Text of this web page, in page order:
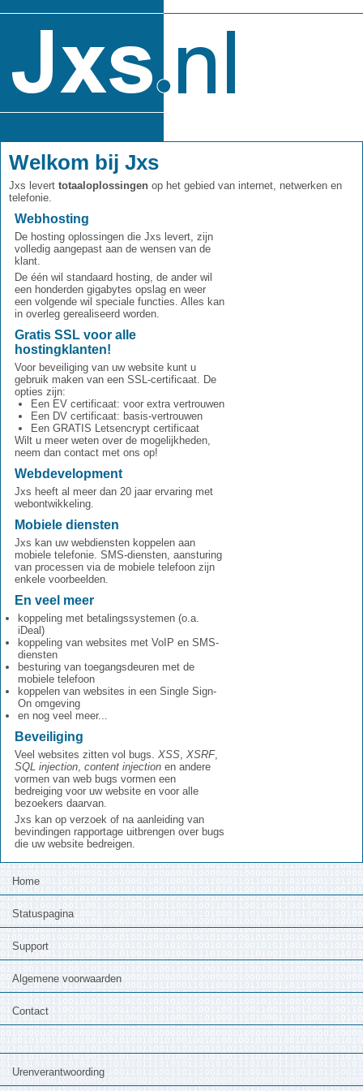
Welkom bij Jxs
Jxs levert totaaloplossingen op het gebied van internet, netwerken en
telefonie.
Webhosting
De hosting oplossingen die Jxs levert, zijn
volledig aangepast aan de wensen van de
klant.
De één wil standaard hosting, de ander wil
een honderden gigabytes opslag en weer
een volgende wil speciale functies. Alles kan
in overleg gerealiseerd worden.
Gratis SSL voor alle
hostingklanten!
Voor beveiliging van uw website kunt u
gebruik maken van een SSL-certificaat. De
opties zijn:
Een EV certificaat: voor extra vertrouwen
Een DV certificaat: basis-vertrouwen
Een GRATIS Letsencrypt certificaat
Wilt u meer weten over de mogelijkheden,
neem dan contact met ons op!
Webdevelopment
Jxs heeft al meer dan 20 jaar ervaring met
webontwikkeling.
Mobiele diensten
Jxs kan uw webdiensten koppelen aan
mobiele telefonie. SMS-diensten, aansturing
van processen via de mobiele telefoon zijn
enkele voorbeelden.
En veel meer
koppeling met betalingssystemen (o.a.
iDeal)
koppeling van websites met VoIP en SMS-
diensten
besturing van toegangsdeuren met de
mobiele telefoon
koppelen van websites in een Single Sign-
On omgeving
en nog veel meer...
Beveiliging
Veel websites zitten vol bugs. XSS, XSRF,
SQL injection, content injection en andere
vormen van web bugs vormen een
bedreiging voor uw website en voor alle
bezoekers daarvan.
Jxs kan op verzoek of na aanleiding van
bevindingen rapportage uitbrengen over bugs
die uw website bedreigen.
Home
Statuspagina
Support
Algemene voorwaarden
Contact
Urenverantwoording